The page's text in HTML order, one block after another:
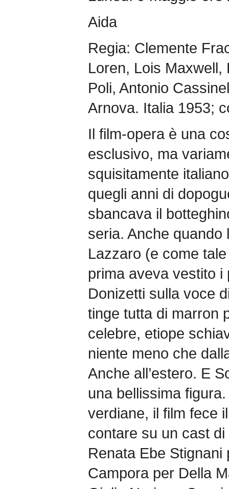
Aida
Regia: Clemente
Loren, Lois Maxwell,
Poli, Antonio
Arnova. Italia 1953;
Il film-opera è una
esclusivo, ma
squisitamente
quegli anni di
sbancava il
seria. Anche quando
Lazzaro (e come tale
prima aveva vestito
Donizetti sulla voce
tinge tutta di marron
celebre, etiope
niente meno che
Anche all’estero. E
una bellissima
verdiane, il film fece
contare su un cast di
Renata Ebe
Campora per Della